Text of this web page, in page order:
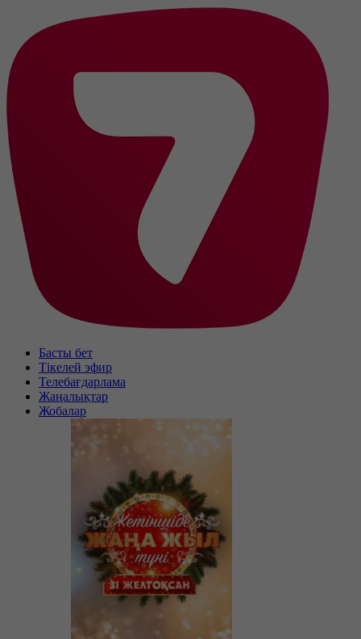
Басты бет
Тікелей эфир
Телебағдарлама
Жаңалықтар
Жобалар